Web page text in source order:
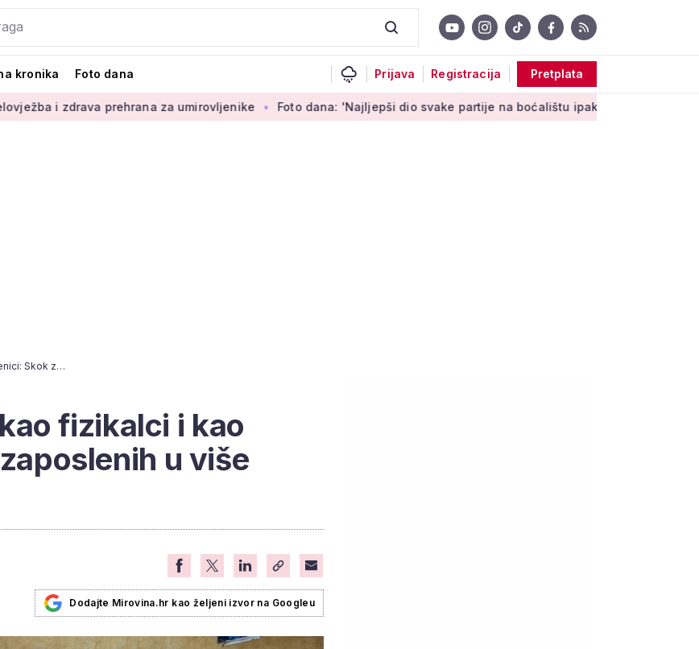
kronika Foto dana Prijava Registracija Pretplata
prehrana za umirovljenike Foto dana: 'Najljepši dio svake partije na boćalištu ipak su zajednički trenuci'
Umirovljenici rade i kao fizikalci i kao znanstvenici: Skok zaposlenih u više djelatnosti
fizikalci i kao
u više
Dodajte Mirovina.hr kao željeni izvor na Googleu